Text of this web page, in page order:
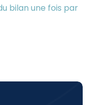
bilan une fois par